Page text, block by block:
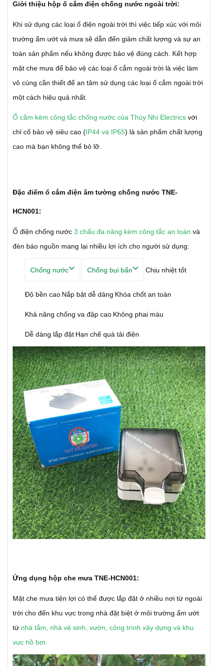
Giới thiệu hộp ổ cắm điện chống nước ngoài trời:
Khi sử dụng các loại ổ điện ngoài trời thì việc tiếp xúc với môi
trường ẩm ướt và mưa sẽ dẫn đến giảm chất lượng và sự an
toàn sản phẩm nếu không được bảo vệ đúng cách. Kết hợp
mặt che mưa để bảo vệ các loại ổ cắm ngoài trời là việc làm
vô cùng cần thiết để an tâm sử dụng các loại ổ cắm ngoài trời
một cách hiệu quả nhất.
Ổ cắm kèm công tắc chống nước của Thúy Nhi Electrics với
chỉ cố bảo vệ siêu cao (IP44 và IP65) là sản phẩm chất lượng
cao mà bạn không thể bỏ lỡ.
Đặc điểm ổ cắm điện âm tường chống nước TNE-
HCN001:
Ổ điện chống nước 3 chấu đa năng kèm công tắc an toàn và
đèn báo nguồn mang lại nhiều lợi ích cho người sử dụng:
Chống nước Chống bụi bẩn Chịu nhiệt tốt
Độ bền cao Nắp bật dễ dàng Khóa chốt an toàn
Khả năng chống va đập cao Không phai màu
Dễ dàng lắp đặt Hạn chế quá tải điện
Ứng dụng hộp che mưa TNE-HCN001:
Mặt che mưa tiện lợi có thể được lắp đặt ở nhiều nơi từ ngoài
trời cho đến khu vực trong nhà đặt biệt ở môi trường ẩm ướt
từ nhà tắm, nhà vệ sinh, vườn, công trình xây dựng và khu
vực hồ bơi.